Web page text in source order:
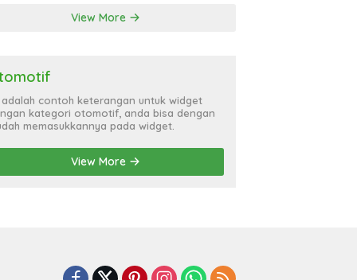
View More
adalah contoh keterangan untuk widget
kategori otomotif, anda bisa dengan
memasukkannya pada widget.
View More